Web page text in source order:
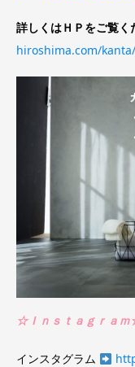
詳しくはＨＰをご覧く
hiroshima.com/kanta/
☆Ｉｎｓｔａｇｒａ
インスタグラム